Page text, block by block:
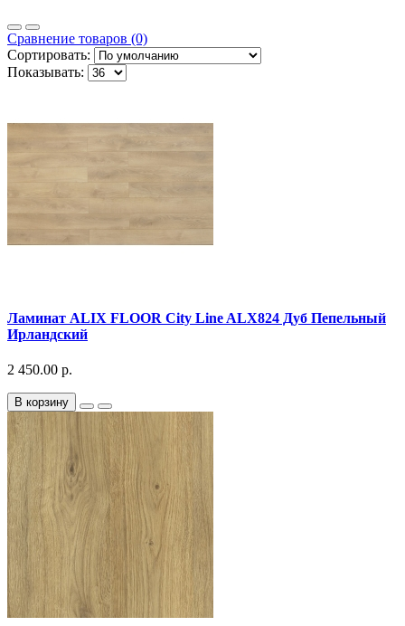
Сравнение товаров (0)
Сортировать:
Показывать:
Ламинат ALIX FLOOR City Line ALX824 Дуб Пепельный
Ирландский
2 450.00 р.
В корзину